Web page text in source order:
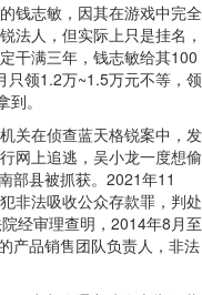
志敏，因其在游戏中完全
法人，但实际上只是挂名，
干满三年，钱志敏给其100
只领1.2万~1.5万元不等，领
。
在侦查蓝天格锐案中，发
网上追逃，吴小龙一度想偷
部县被抓获。2021年11
非法吸收公众存款罪，判处
经审理查明，2014年8月至
产品销售团队负责人，非法